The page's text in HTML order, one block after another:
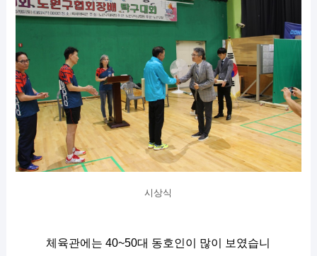
시상식
체육관에는 40~50대 동호인이 많이 보였습니